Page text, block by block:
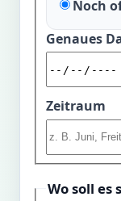
Noch
Genaues
Zeitraum
Wo soll